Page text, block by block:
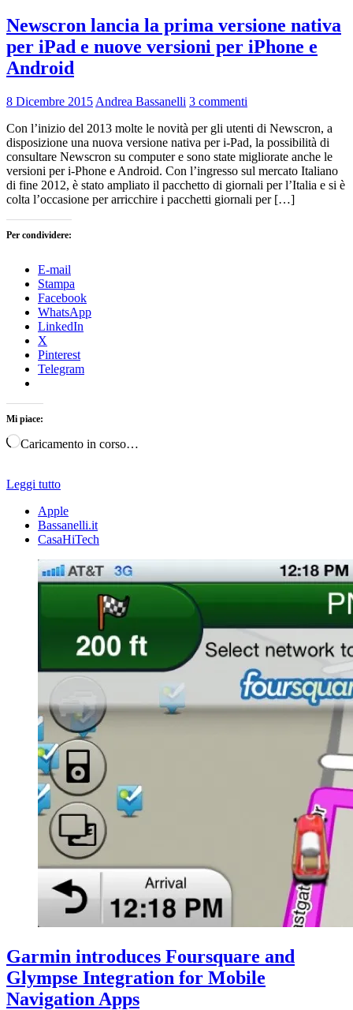
Newscron lancia la prima versione nativa
per iPad e nuove versioni per iPhone e
Android
8 Dicembre 2015 Andrea Bassanelli 3 commenti
Con l’inizio del 2013 molte le novità per gli utenti di Newscron, a
disposizione una nuova versione nativa per i-Pad, la possibilità di
consultare Newscron su computer e sono state migliorate anche le
versioni per i-Phone e Android. Con l’ingresso sul mercato Italiano
di fine 2012, è stato ampliato il pacchetto di giornali per l’Italia e si è
colta l’occasione per arricchire i pacchetti giornali per […]
Per condividere:
E-mail
Stampa
Facebook
WhatsApp
LinkedIn
X
Pinterest
Telegram
Mi piace:
Caricamento in corso…
Leggi tutto
Apple
Bassanelli.it
CasaHiTech
Garmin introduces Foursquare and
Glympse Integration for Mobile
Navigation Apps